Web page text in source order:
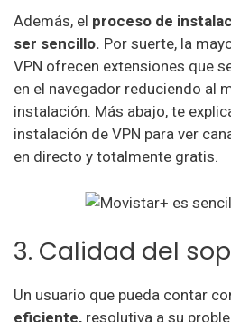
Además, el proceso de
ser sencillo. Por suerte, la
VPN ofrecen extensiones que
en el navegador reduciendo al
instalación. Más abajo, te
instalación de VPN para ver
en directo y totalmente gratis.
3. Calidad del
Un usuario que pueda contar
eficiente, resolutiva a su